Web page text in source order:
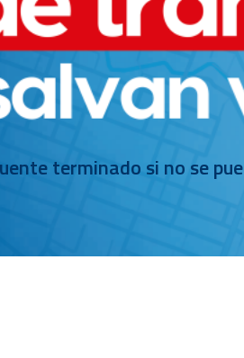
terminado si no se